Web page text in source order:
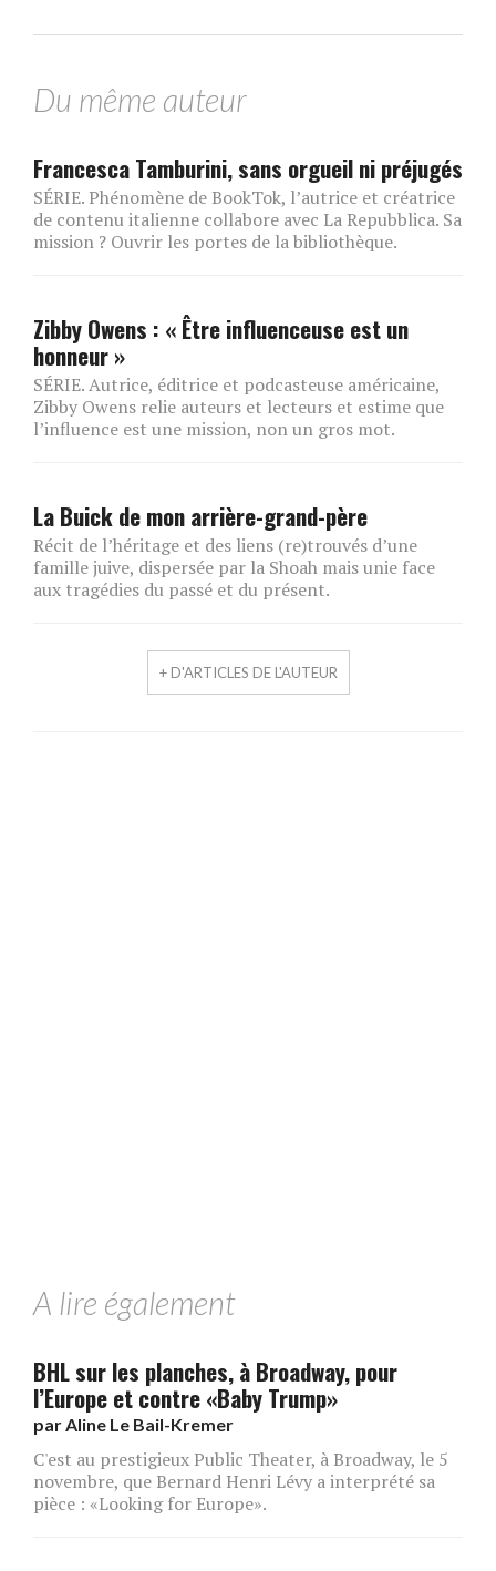
Du même auteur
Francesca Tamburini, sans orgueil ni préjugés
SÉRIE. Phénomène de BookTok, l’autrice et créatrice
de contenu italienne collabore avec La Repubblica. Sa
mission ? Ouvrir les portes de la bibliothèque.
Zibby Owens : « Être influenceuse est un
honneur »
SÉRIE. Autrice, éditrice et podcasteuse américaine,
Zibby Owens relie auteurs et lecteurs et estime que
l’influence est une mission, non un gros mot.
La Buick de mon arrière-grand-père
Récit de l’héritage et des liens (re)trouvés d’une
famille juive, dispersée par la Shoah mais unie face
aux tragédies du passé et du présent.
+ D'ARTICLES DE L'AUTEUR
A lire également
BHL sur les planches, à Broadway, pour
l’Europe et contre «Baby Trump»
parAline Le Bail-Kremer
C'est au prestigieux Public Theater, à Broadway, le 5
novembre, que Bernard Henri Lévy a interprété sa
pièce : «Looking for Europe».